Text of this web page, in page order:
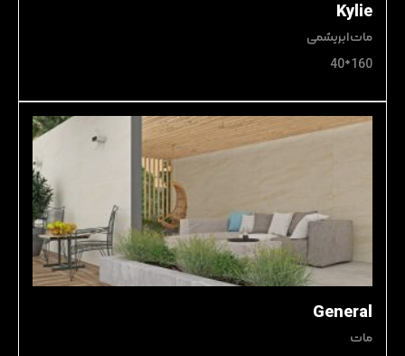
Kylie
مات ابریشمی
160*40
General
مات